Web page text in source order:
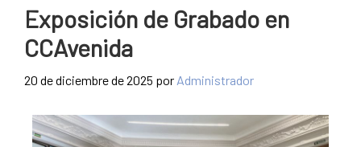
Exposición de Grabado en
CCAvenida
20 de diciembre de 2025 por Administrador